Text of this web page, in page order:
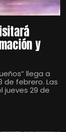
y
llega a
de febrero. Las
jueves 29 de